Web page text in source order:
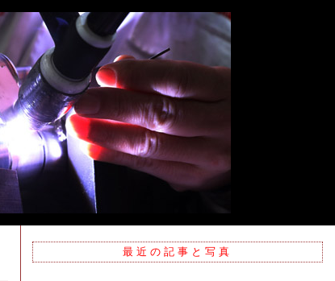
最近の記事と写真